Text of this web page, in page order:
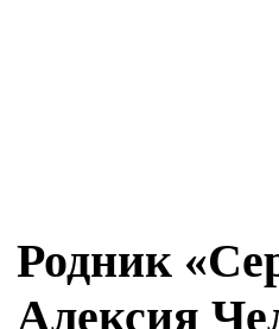
Родник
Алексия